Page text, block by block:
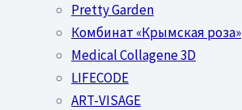
Pretty Garden
Комбинат «Крымская роза»
Medical Collagene 3D
LIFECODE
ART-VISAGE